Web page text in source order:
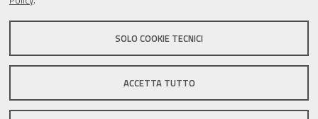
SOLO COOKIE TECNICI
ACCETTA TUTTO
Sito istituzionale Comune di Zola Predosa